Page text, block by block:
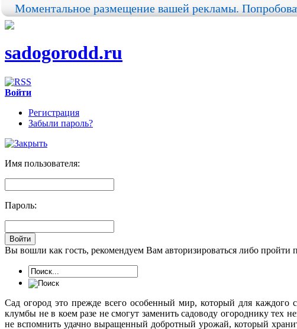
Моментальное размещение вашей рекламы.
sadogorodd.ru
Войти
Регистрация
Забыли пароль?
Имя пользователя:
Пароль:
Вы вошли как гость, рекомендуем Вам авторизироваться либо пройти
Сад огород это прежде всего особенный мир, который для каждого
клумбы не в коем разе не смогут заменить садоводу огороднику
не вспомнить удачно выращенный добротный урожай, который